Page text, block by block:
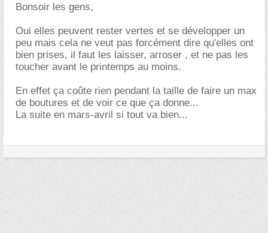
Bonsoir les gens,
Oui elles peuvent rester vertes et se développer un
peu mais cela ne veut pas forcément dire qu'elles ont
bien prises, il faut les laisser, arroser , et ne pas les
toucher avant le printemps au moins.
En effet ça coûte rien pendant la taille de faire un max
de boutures et de voir ce que ça donne...
La suite en mars-avril si tout va bien...